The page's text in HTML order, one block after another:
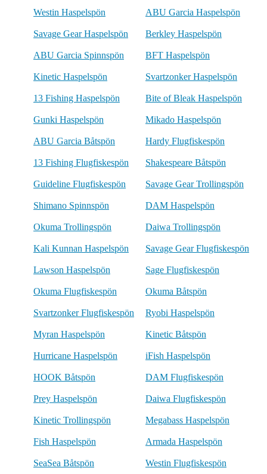
Westin Haspelspön ABU Garcia Haspelspön
Savage Gear Haspelspön Berkley Haspelspön
ABU Garcia Spinnspön BFT Haspelspön
Kinetic Haspelspön Svartzonker Haspelspön
13 Fishing Haspelspön Bite of Bleak Haspelspön
Gunki Haspelspön Mikado Haspelspön
ABU Garcia Båtspön Hardy Flugfiskespön
13 Fishing Flugfiskespön Shakespeare Båtspön
Guideline Flugfiskespön Savage Gear Trollingspön
Shimano Spinnspön DAM Haspelspön
Okuma Trollingspön Daiwa Trollingspön
Kali Kunnan Haspelspön Savage Gear Flugfiskespön
Lawson Haspelspön Sage Flugfiskespön
Okuma Flugfiskespön Okuma Båtspön
Svartzonker Flugfiskespön Ryobi Haspelspön
Myran Haspelspön Kinetic Båtspön
Hurricane Haspelspön iFish Haspelspön
HOOK Båtspön DAM Flugfiskespön
Prey Haspelspön Daiwa Flugfiskespön
Kinetic Trollingspön Megabass Haspelspön
Fish Haspelspön Armada Haspelspön
SeaSea Båtspön Westin Flugfiskespön